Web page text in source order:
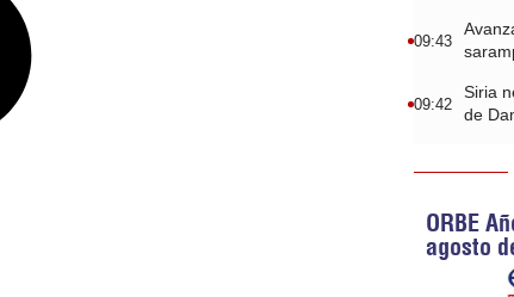
09:43
09:42
Siria
de
ORBE
agosto